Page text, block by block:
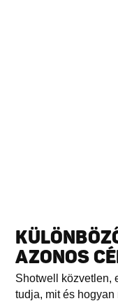
AZONOS
Shotwell közvetlen,
tudja, mit és